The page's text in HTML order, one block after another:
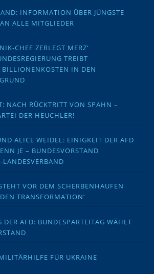
INFORMATION ÜBER JÜNGSTE
ALLE MITGLIEDER
CHEF ZERLEGT MERZ‘
TREIBT
IN DEN
NACH RÜCKTRITT VON SPAHN –
DER HEUCHLER!
ALICE WEIDEL: EINIGKEIT DER AFD
JE – BUNDESVORSTAND
LANDESVERBAND
VOR DEM SCHERBENHAUFEN
TRANSFORMATION‘
DER AFD: BUNDESPARTEITAG WÄHLT
FÜR UKRAINE